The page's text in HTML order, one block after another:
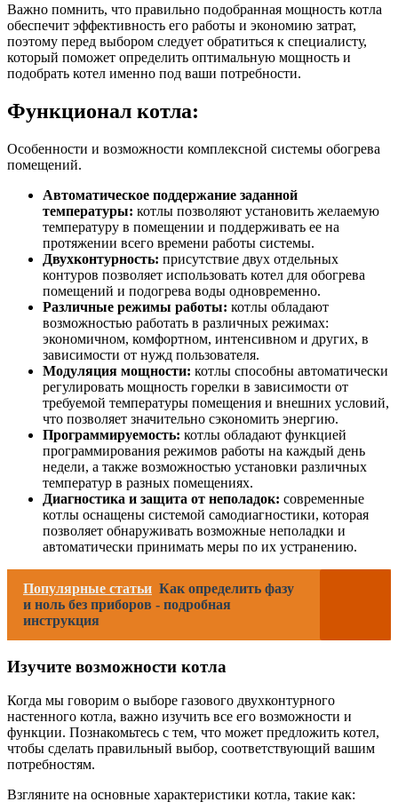
Важно помнить, что правильно подобранная мощность котла
обеспечит эффективность его работы и экономию затрат,
поэтому перед выбором следует обратиться к специалисту,
который поможет определить оптимальную мощность и
подобрать котел именно под ваши потребности.
Функционал котла:
Особенности и возможности комплексной системы обогрева
помещений.
Автоматическое поддержание заданной
температуры: котлы позволяют установить желаемую
температуру в помещении и поддерживать ее на
протяжении всего времени работы системы.
Двухконтурность: присутствие двух отдельных
контуров позволяет использовать котел для обогрева
помещений и подогрева воды одновременно.
Различные режимы работы: котлы обладают
возможностью работать в различных режимах:
экономичном, комфортном, интенсивном и других, в
зависимости от нужд пользователя.
Модуляция мощности: котлы способны автоматически
регулировать мощность горелки в зависимости от
требуемой температуры помещения и внешних условий,
что позволяет значительно сэкономить энергию.
Программируемость: котлы обладают функцией
программирования режимов работы на каждый день
недели, а также возможностью установки различных
температур в разных помещениях.
Диагностика и защита от неполадок: современные
котлы оснащены системой самодиагностики, которая
позволяет обнаруживать возможные неполадки и
автоматически принимать меры по их устранению.
Популярные статьи Как определить фазу
и ноль без приборов - подробная
инструкция
Изучите возможности котла
Когда мы говорим о выборе газового двухконтурного
настенного котла, важно изучить все его возможности и
функции. Познакомьтесь с тем, что может предложить котел,
чтобы сделать правильный выбор, соответствующий вашим
потребностям.
Взгляните на основные характеристики котла, такие как: